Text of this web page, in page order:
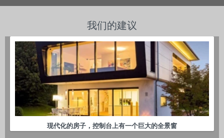
我们的建议
现代化的房子，控制台上有一个巨大的全景窗